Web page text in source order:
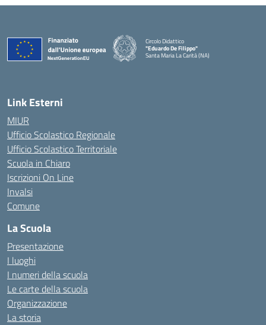
Circolo Didattico
"Eduardo De Filippo"
Santa Maria La Carità (NA)
Link Esterni
MIUR
Ufficio Scolastico Regionale
Ufficio Scolastico Territoriale
Scuola in Chiaro
Iscrizioni On Line
Invalsi
Comune
La Scuola
Presentazione
I luoghi
I numeri della scuola
Le carte della scuola
Organizzazione
La storia